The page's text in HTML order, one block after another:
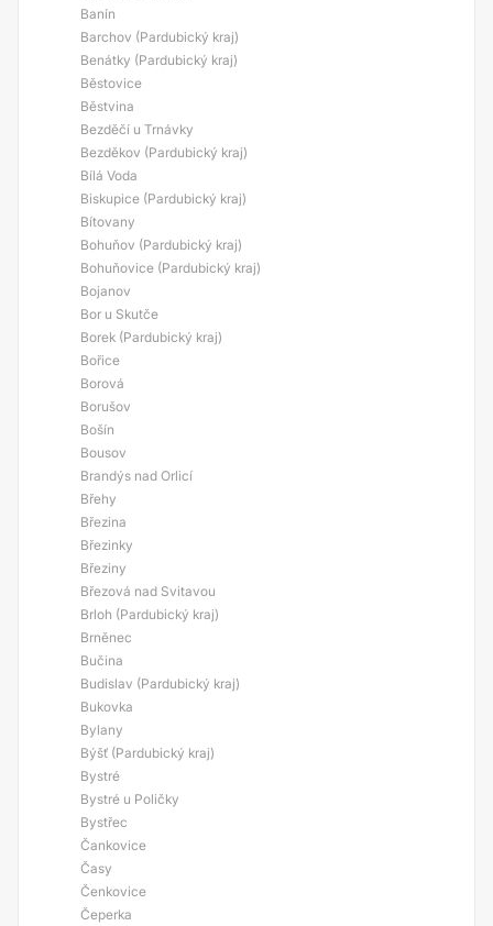
Banín
Barchov (Pardubický kraj)
Benátky (Pardubický kraj)
Běstovice
Běstvina
Bezděčí u Trnávky
Bezděkov (Pardubický kraj)
Bílá Voda
Biskupice (Pardubický kraj)
Bítovany
Bohuňov (Pardubický kraj)
Bohuňovice (Pardubický kraj)
Bojanov
Bor u Skutče
Borek (Pardubický kraj)
Bořice
Borová
Borušov
Bošín
Bousov
Brandýs nad Orlicí
Břehy
Březina
Březinky
Březiny
Březová nad Svitavou
Brloh (Pardubický kraj)
Brněnec
Bučina
Budislav (Pardubický kraj)
Bukovka
Bylany
Býšť (Pardubický kraj)
Bystré
Bystré u Poličky
Bystřec
Čankovice
Časy
Čenkovice
Čeperka